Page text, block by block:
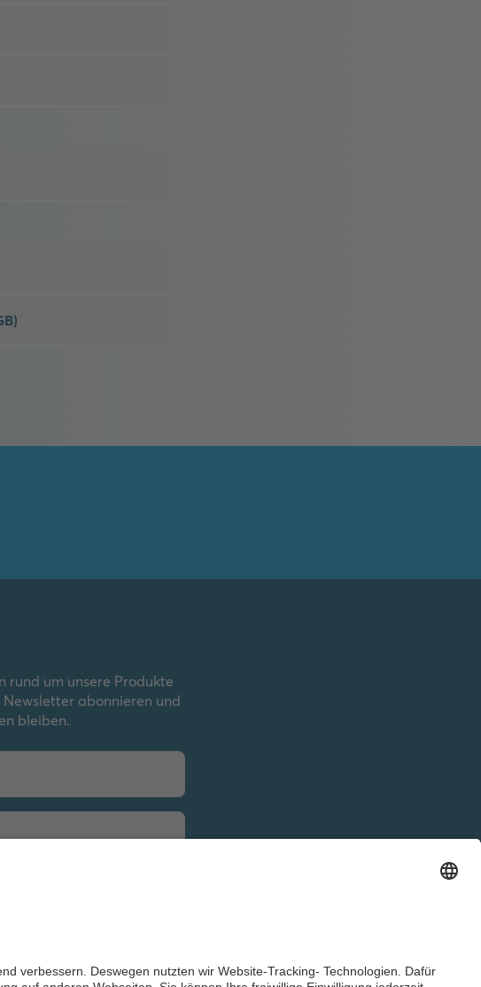
rund um unsere Produkte
Newsletter abonnieren und
bleiben.